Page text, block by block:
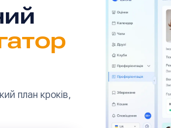
план кроків,